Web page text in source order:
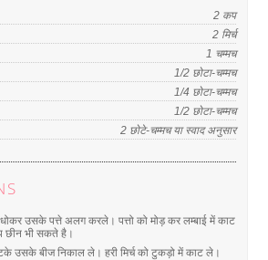
2 कप
2 मिर्च
1 चम्मच
1/2 छोटा-चम्मच
1/4 छोटा-चम्मच
1/2 छोटा-चम्मच
2 छोटे-चम्मचया स्वाद अनुसार
धोकर उसके पत्ते अलग करले। पत्तो को मोड़ कर लम्बाई में काट
छीन भी सकते है।
उसके बीज निकाल ले। हरी मिर्च को टुकड़ो में काट ले।